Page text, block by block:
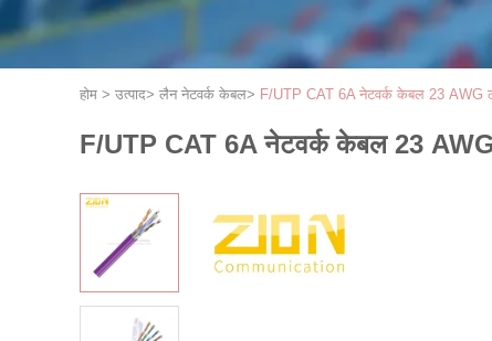
होम > उत्पाद> लैन नेटवर्क केबल> F/UTP CAT 6A नेटवर्क केबल 23 AWG
F/UTP CAT 6A नेटवर्क केबल 23